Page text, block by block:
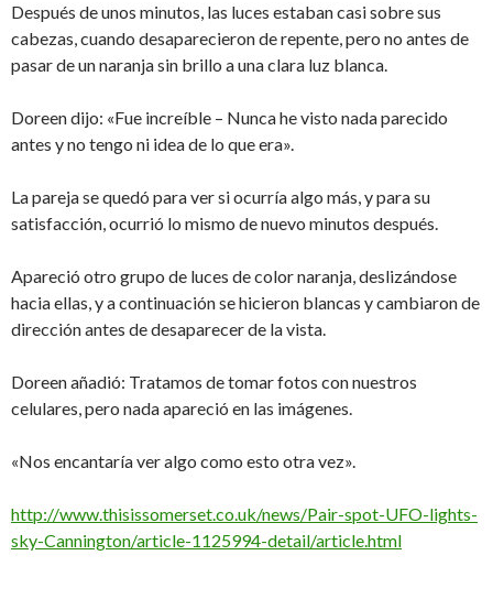
Después de unos minutos, las luces estaban casi sobre sus
cabezas, cuando desaparecieron de repente, pero no antes de
pasar de un naranja sin brillo a una clara luz blanca.
Doreen dijo: «Fue increíble – Nunca he visto nada parecido
antes y no tengo ni idea de lo que era».
La pareja se quedó para ver si ocurría algo más, y para su
satisfacción, ocurrió lo mismo de nuevo minutos después.
Apareció otro grupo de luces de color naranja, deslizándose
hacia ellas, y a continuación se hicieron blancas y cambiaron de
dirección antes de desaparecer de la vista.
Doreen añadió: Tratamos de tomar fotos con nuestros
celulares, pero nada apareció en las imágenes.
«Nos encantaría ver algo como esto otra vez».
http://www.thisissomerset.co.uk/news/Pair-spot-UFO-lights-
sky-Cannington/article-1125994-detail/article.html